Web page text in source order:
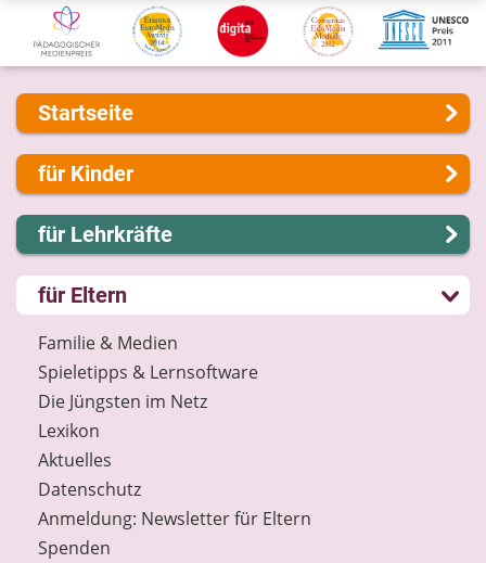
Startseite
Über uns
Presse
Kontakt
Impressum
Internet-ABC Sitemap
Barrierefreiheit
Länderprojekte
für Kinder
Lernen und Schule
Hobby und Freizeit
Spiel und Spaß
Mitreden und Mitmachen
Lexikon
Datenschutz
Newsletter
für Lehrkräfte
Lernmodule
Unterrichts­materialien
Internet-ABC-Schule
Praxishilfen
Aktuelles
Materialbestellung
Lexikon
Datenschutz
Newsletter
Spenden
für Eltern
Familie & Medien
Spieletipps & Lernsoftware
Die Jüngsten im Netz
Lexikon
Aktuelles
Datenschutz
Anmeldung: Newsletter für Eltern
Spenden